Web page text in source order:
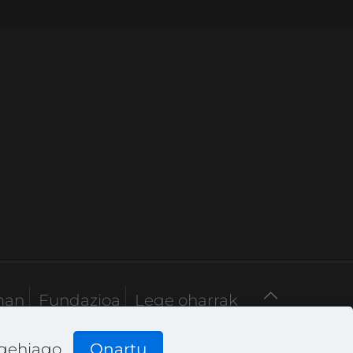
Fundazioa Lege oharrak
Onartu